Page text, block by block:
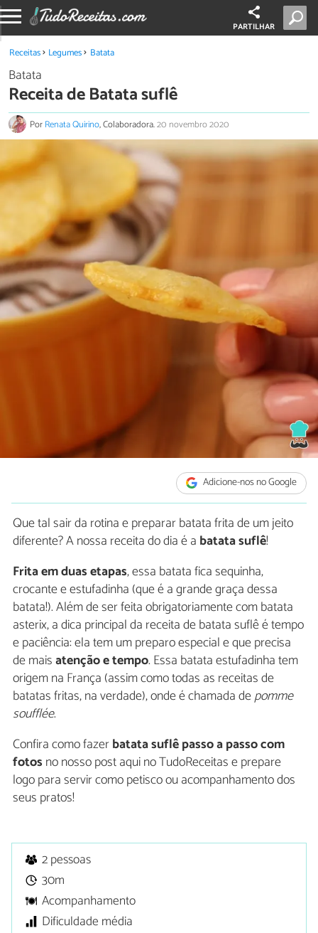
PARTILHAR
Receitas Legumes Batata
Batata
Receita de Batata suflê
PorRenata Quirino, Colaboradora.20 novembro 2020
Adicione-nos no Google
Que tal sair da rotina e preparar batata frita de um jeito
diferente? A nossa receita do dia é a batata suflê!
Frita em duas etapas, essa batata fica sequinha,
crocante e estufadinha (que é a grande graça dessa
batata!). Além de ser feita obrigatoriamente com batata
asterix, a dica principal da receita de batata suflê é tempo
e paciência: ela tem um preparo especial e que precisa
de maisatenção e tempo. Essa batata estufadinha tem
origem na França (assim como todas as receitas de
batatas fritas, na verdade), onde é chamada depomme
soufflée.
Confira como fazerbatata suflê passo a passo com
fotos no nosso post aqui no TudoReceitas e prepare
logo para servir como petisco ou acompanhamento dos
seus pratos!
2 pessoas
30m
Acompanhamento
Dificuldade média